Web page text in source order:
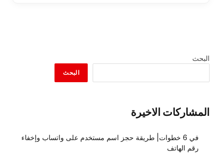
البحث
البحث
المشاركات الاخيرة
في 6 خطوات| طريقة حجز اسم مستخدم على واتساب وإخفاء
رقم الهاتف